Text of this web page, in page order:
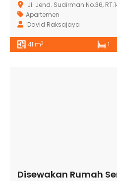
Jl. Jend. Sudirman No.36, RT.14/RW.1, Bend. Hilir, Kecamatan Tanah Abang, Kota
Apartemen
David Raksajaya
41 m2 1